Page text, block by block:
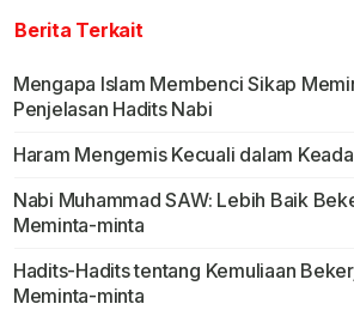
Berita Terkait
Mengapa Islam Membenci Sikap
Penjelasan Hadits Nabi
Haram Mengemis Kecuali dalam
Nabi Muhammad SAW: Lebih Baik
Meminta-minta
Hadits-Hadits tentang Kemuliaan
Meminta-minta